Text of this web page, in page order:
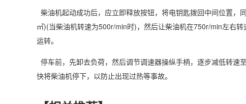
柴油机起动成功后，应立即释放按钮，将电钥匙拨回中间位置
㎡)(当柴油机转速为500r/min时)，然后让柴油机在750r/min左右
运转。
停车前，先卸去负荷，然后调节调速器操纵手柄，逐步减低转
快将柴油机停下，以防止出现过热等事故。